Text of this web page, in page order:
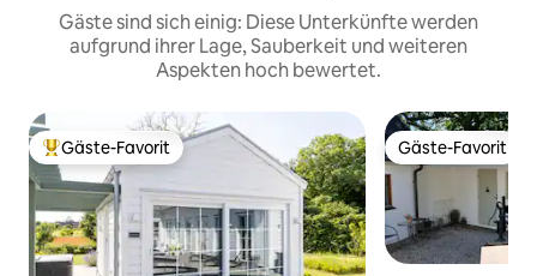
Gäste sind sich einig: Diese Unterkünfte werden
aufgrund ihrer Lage, Sauberkeit und weiteren
Aspekten hoch bewertet.
Beliebter Gäste-Favorit.
Gäste-Favorit Gäste-Favorit
Gäste-Favorit